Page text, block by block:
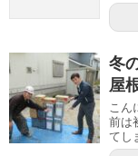
冬
屋
こん
前は
てし